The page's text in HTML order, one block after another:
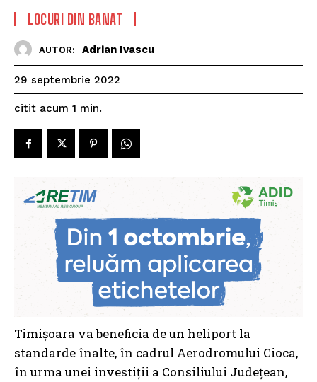
LOCURI DIN BANAT
AUTOR: Adrian Ivascu
29 septembrie 2022
citit acum 1 min.
Timișoara va beneficia de un heliport la
standarde înalte, în cadrul Aerodromului Cioca,
în urma unei investiții a Consiliului Județean,